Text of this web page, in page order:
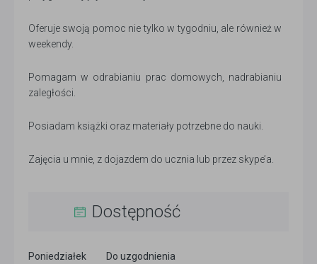
Oferuje swoją pomoc nie tylko w tygodniu, ale również w
weekendy.
Pomagam w odrabianiu prac domowych, nadrabianiu
zaległości.
Posiadam książki oraz materiały potrzebne do nauki.
Zajęcia u mnie, z dojazdem do ucznia lub przez skype’a.
Dostępność
Poniedziałek Do uzgodnienia